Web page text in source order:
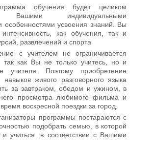
обучения будет целиком
Вашими индивидуальными
особенностями усвоения знаний. Вы
как обучения, так и
развлечений и спорта
с учителем не ограничивается
так как Вы не только учитесь, но и
Поэтому приобретение
навыков живого разговорного языка
за завтраком, обедом и ужином, в
просмотра любимого фильма и
воскресной поездки за город.
программы постараются с
подобрать семью, в которой
учиться, в соответствии с Вашими